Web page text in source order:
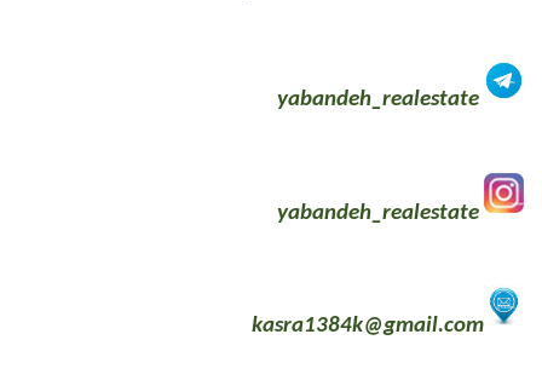
yabandeh_realestate
yabandeh_realestate
kasra1384k@gmail.com